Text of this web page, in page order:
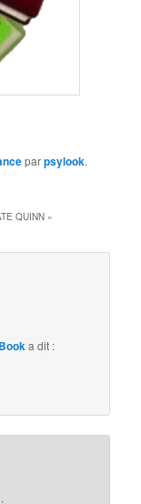
parpsylook.
QUINN »
a dit :